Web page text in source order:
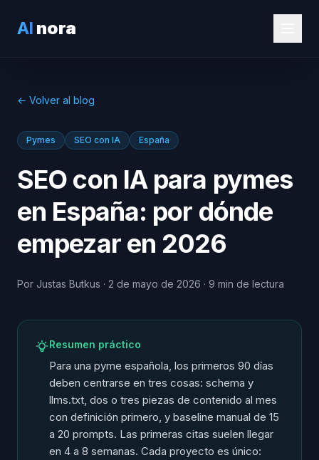
AI nora
← Volver al blog
Pymes SEO con IA España
SEO con IA para pymes
en España: por dónde
empezar en 2026
Por Justas Butkus · 2 de mayo de 2026 · 9 min de lectura
Resumen práctico
Para una pyme española, los primeros 90 días
deben centrarse en tres cosas: schema y
llms.txt, dos o tres piezas de contenido al mes
con definición primero, y baseline manual de 15
a 20 prompts. Las primeras citas suelen llegar
en 4 a 8 semanas. Cada proyecto es único: